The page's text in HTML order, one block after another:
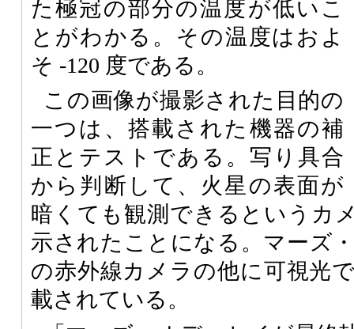
た極冠の部分の温度が低いこ
とがわかる。その温度はおよ
そ -120 度である。
この画像が撮影された目的の
一つは、搭載された機器の補
正とテストである。写り具合
から判断して、火星の表面が
暗くても観測できるというカ
示されたことになる。マーズ
の赤外線カメラの他に可視光
載されている。